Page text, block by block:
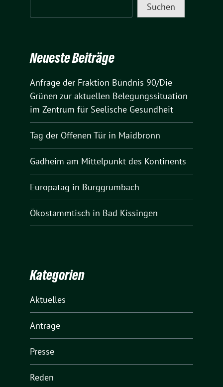
Suchen
Neueste Beiträge
Anfrage der Fraktion Bündnis 90/Die
Grünen zur aktuellen Belegungssituation
im Zentrum für Seelische Gesundheit
Tag der Offenen Tür in Maidbronn
Gadheim am Mittelpunkt des Kontinents
Europatag in Burggrumbach
Ökostammtisch in Bad Kissingen
Kategorien
Aktuelles
Anträge
Presse
Reden